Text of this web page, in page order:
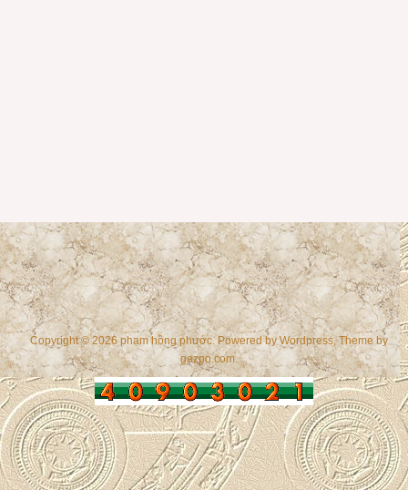
Copyright © 2026 phạm hồng phước. Powered byWordpress , Theme by
gazpo.com.